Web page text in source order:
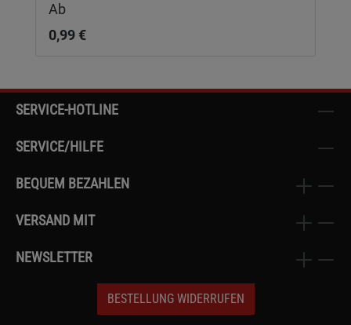
Ab
0,99 €
SERVICE-HOTLINE
SERVICE/HILFE
BEQUEM BEZAHLEN
VERSAND MIT
NEWSLETTER
BESTELLUNG WIDERRUFEN